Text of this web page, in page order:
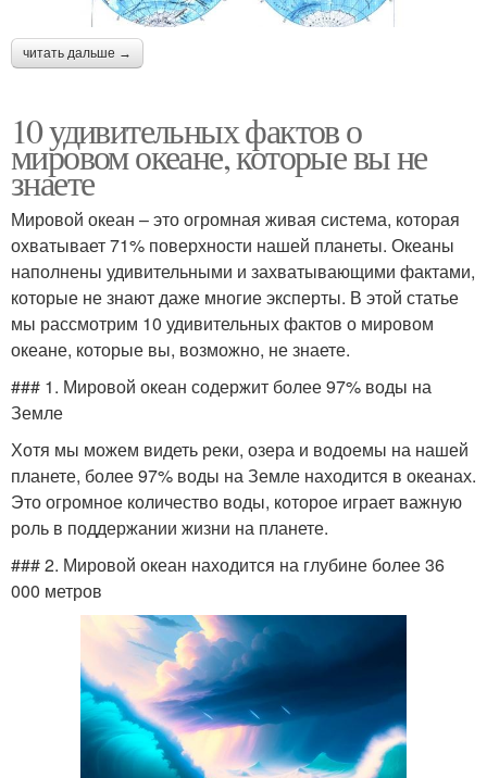
читать дальше →
10 удивительных фактов о
мировом океане, которые вы не
знаете
Мировой океан – это огромная живая система, которая
охватывает 71% поверхности нашей планеты. Океаны
наполнены удивительными и захватывающими фактами,
которые не знают даже многие эксперты. В этой статье
мы рассмотрим 10 удивительных фактов о мировом
океане, которые вы, возможно, не знаете.
### 1. Мировой океан содержит более 97% воды на
Земле
Хотя мы можем видеть реки, озера и водоемы на нашей
планете, более 97% воды на Земле находится в океанах.
Это огромное количество воды, которое играет важную
роль в поддержании жизни на планете.
### 2. Мировой океан находится на глубине более 36
000 метров